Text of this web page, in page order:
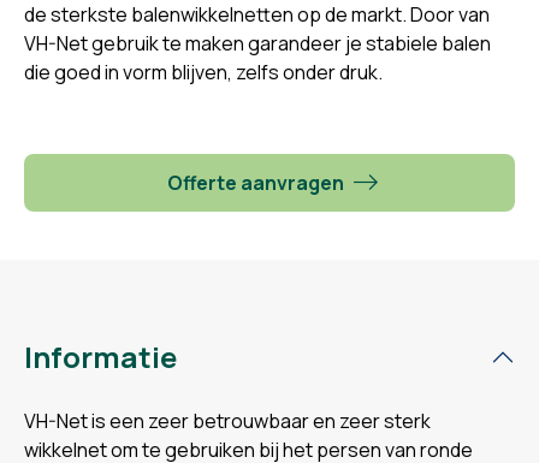
de sterkste balenwikkelnetten op de markt. Door van
VH-Net gebruik te maken garandeer je stabiele balen
die goed in vorm blijven, zelfs onder druk.
Offerte aanvragen
Informatie
VH-Net is een zeer betrouwbaar en zeer sterk
wikkelnet om te gebruiken bij het persen van ronde